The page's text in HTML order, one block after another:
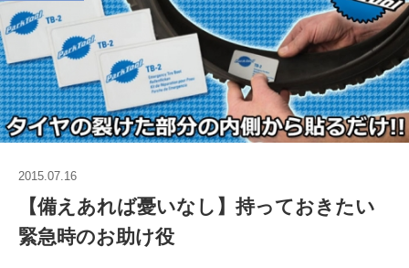
2015.07.16
【備えあれば憂いなし】持っておきたい
緊急時のお助け役